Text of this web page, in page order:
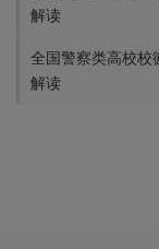
解读
全国警察类高校校
解读